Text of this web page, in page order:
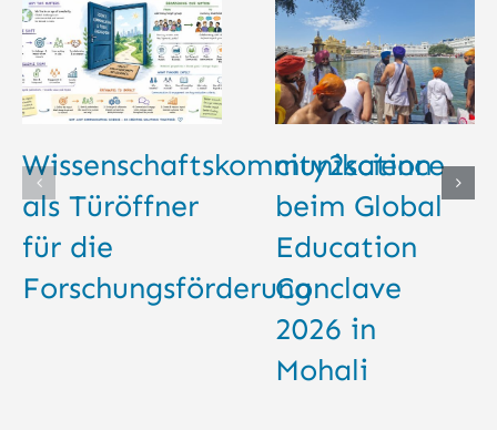
Wissenschaftskommunikation
als Türöffner
für die
Forschungsförderung
city2science
beim Global
Education
Conclave
2026 in
Mohali